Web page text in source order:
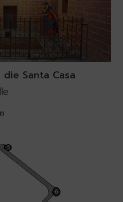
Santa Casa